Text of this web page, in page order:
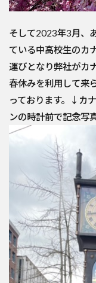
そして2023年3月、
ている中高校生のカ
運びとなり弊社がカ
春休みを利用して来
っております。↓カ
ンの時計前で記念写